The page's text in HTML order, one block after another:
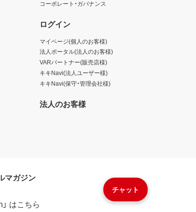
チャット
コーポレート・ガバナンス
ログイン
マイページ(個人のお客様)
法人ポータル(法人のお客様)
VARパートナー(販売店様)
キキNavi(法人ユーザー様)
キキNavi(保守・管理会社様)
法人のお客様
マガジン
はこちら